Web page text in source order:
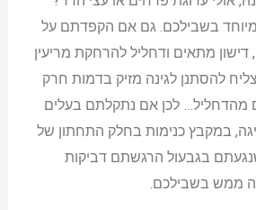
בשבילכם. גם אם הקפדתם על
דישון מתאים ודחליל להרחקת מריעין
להסתנן לגינה מזיק בדמות חרק
לכן אם נתקלתם בעלים
במקבץ כנימות בחלק התחתון של
בגבעול הרגשתם דביקות
ממש בשבילכם.